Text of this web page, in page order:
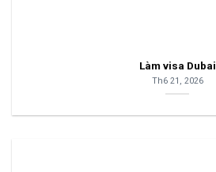
Làm visa Dubai
Th6 21, 2026